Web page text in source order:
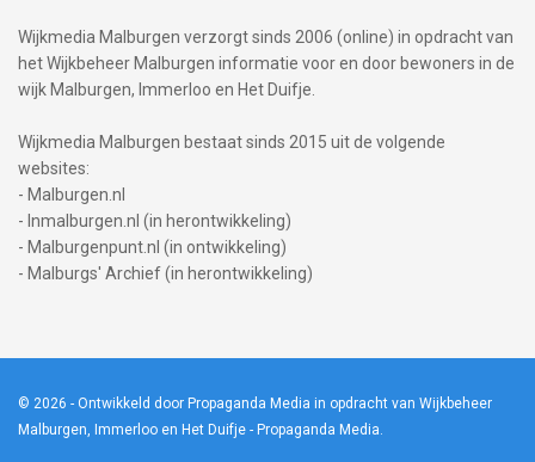
Wijkmedia Malburgen verzorgt sinds 2006 (online) in opdracht van
het Wijkbeheer Malburgen informatie voor en door bewoners in de
wijk Malburgen, Immerloo en Het Duifje.
Wijkmedia Malburgen bestaat sinds 2015 uit de volgende
websites:
- Malburgen.nl
- Inmalburgen.nl (in herontwikkeling)
- Malburgenpunt.nl (in ontwikkeling)
- Malburgs' Archief (in herontwikkeling)
© 2026 - Ontwikkeld door Propaganda Media in opdracht van Wijkbeheer
Malburgen, Immerloo en Het Duifje - Propaganda Media